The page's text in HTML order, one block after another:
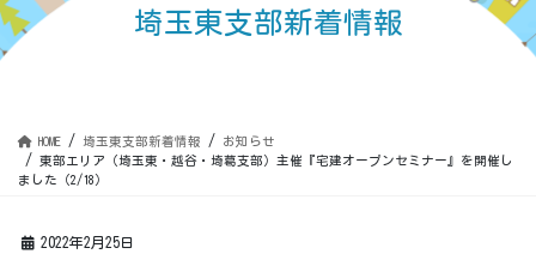
動
埼玉東支部新着情報
HOME 埼玉東支部新着情報
お知らせ
東部エリア（埼玉東・越谷・埼葛支部）主催『宅建オープンセミナー』を開催し
ました（2/18）
2022年2月25日